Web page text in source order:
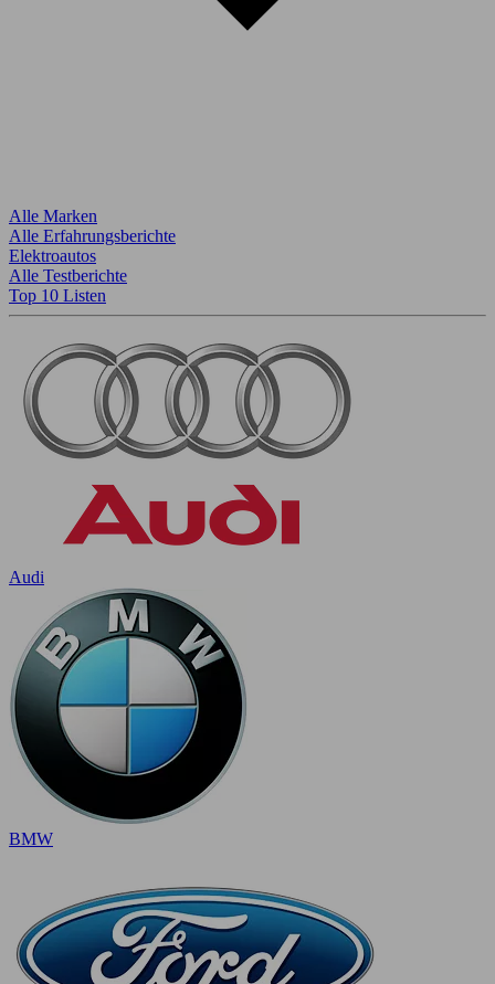
Alle Marken
Alle Erfahrungsberichte
Elektroautos
Alle Testberichte
Top 10 Listen
Audi
BMW